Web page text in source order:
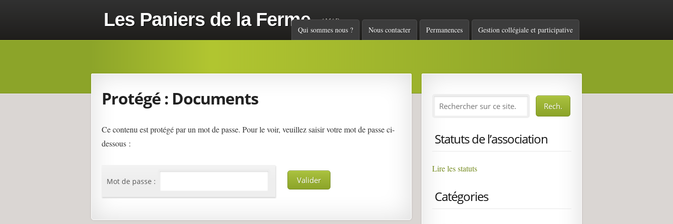
Les Paniers de la Ferme AMAP
Menu principal
Qui sommes nous ? Nous contacter Permanences Gestion collégiale et participative
Protégé : Documents
Ce contenu est protégé par un mot de passe. Pour le voir, veuillez saisir votre mot de passe ci-
dessous :
Mot de passe :
Statuts de l’association
Lire les statuts
Catégories